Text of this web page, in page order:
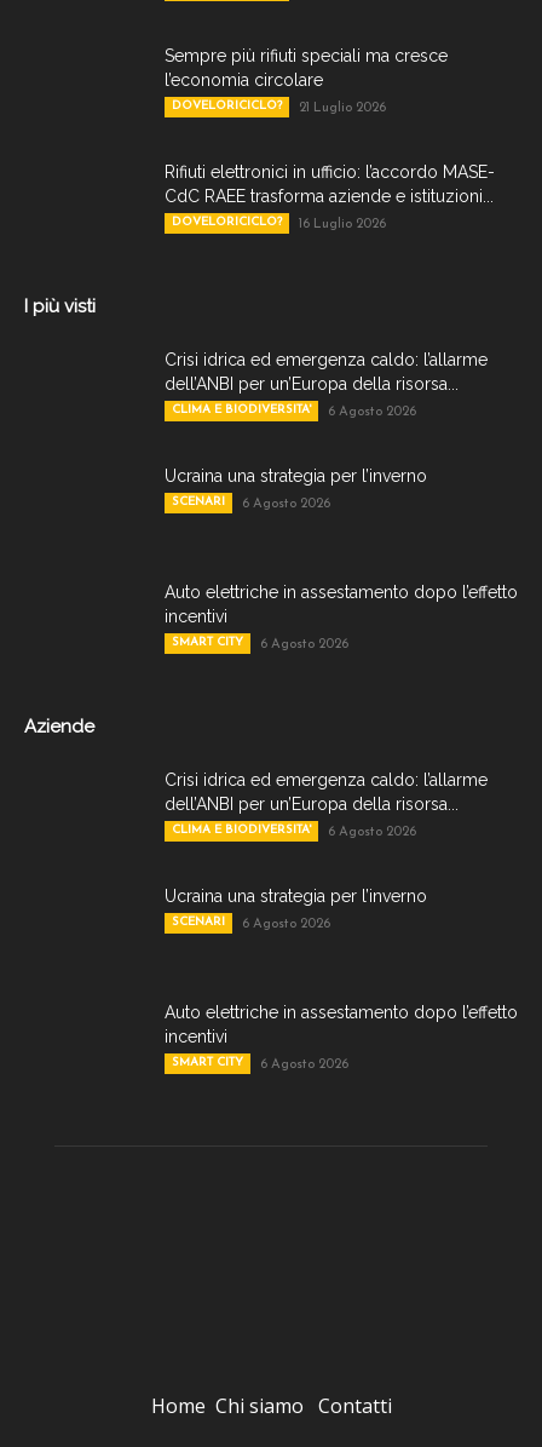
Sempre più rifiuti speciali ma cresce
l’economia circolare
DOVELORICICLO? 21 Luglio 2026
Rifiuti elettronici in ufficio: l’accordo MASE-
CdC RAEE trasforma aziende e istituzioni...
DOVELORICICLO? 16 Luglio 2026
I più visti
Crisi idrica ed emergenza caldo: l’allarme
dell’ANBI per un’Europa della risorsa...
CLIMA E BIODIVERSITA' 6 Agosto 2026
Ucraina una strategia per l’inverno
SCENARI 6 Agosto 2026
Auto elettriche in assestamento dopo l’effetto
incentivi
SMART CITY 6 Agosto 2026
Aziende
Crisi idrica ed emergenza caldo: l’allarme
dell’ANBI per un’Europa della risorsa...
CLIMA E BIODIVERSITA' 6 Agosto 2026
Ucraina una strategia per l’inverno
SCENARI 6 Agosto 2026
Auto elettriche in assestamento dopo l’effetto
incentivi
SMART CITY 6 Agosto 2026
Home Chi siamo Contatti